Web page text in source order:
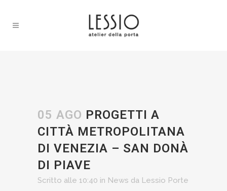
05 AGO PROGETTI A
CITTÀ METROPOLITANA
DI VENEZIA – SAN DONÀ
DI PIAVE
Scritto alle 10:40 in News da Lessio Porte